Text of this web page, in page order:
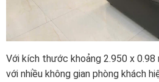
Với kích thước khoảng 2.950 x 0.98
với nhiều không gian phòng khách